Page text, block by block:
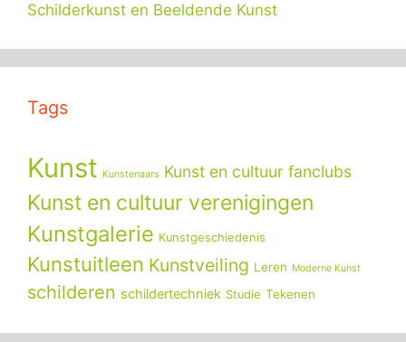
Schilderkunst en Beeldende Kunst
Tags
Kunst Kunstenaars Kunst en cultuur fanclubs
Kunst en cultuur verenigingen
Kunstgalerie Kunstgeschiedenis
Kunstuitleen Kunstveiling Leren Moderne Kunst
schilderen schildertechniek Studie Tekenen